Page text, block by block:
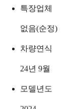
특장업체
없음(순정)
차량연식
24년 9월
모델년도